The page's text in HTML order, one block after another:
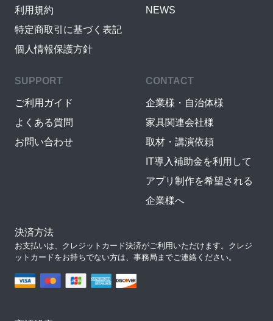
利用規約
特定商取引に基づく表記
個人情報保護方針
NEWS
SUPPORT
ご利用ガイド
よくある質問
お問い合わせ
CONTACT
企業様・自治体様
家具関連会社様
取材・講演依頼
IT導入補助金を利用して
アプリ制作を希望される
企業様へ
決済方法
お支払いは、クレジットカード決済がご利用いただけます。クレジ
ットカードをお持ちでない方は、事務局までご連絡ください。